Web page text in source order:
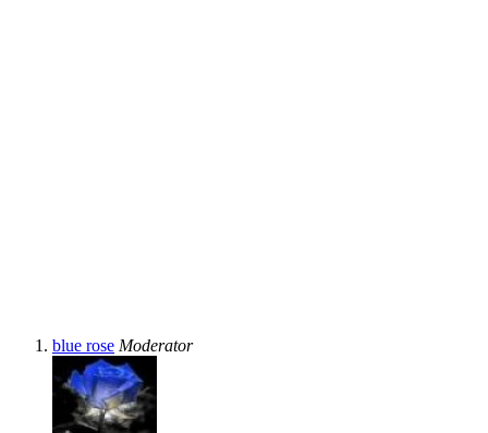
blue rose Moderator